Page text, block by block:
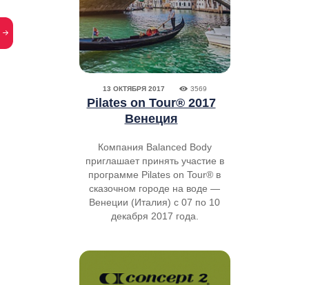
13 ОКТЯБРЯ 2017 3569
Pilates on Tour® 2017
Венеция
Компания Balanced Body
приглашает принять участие в
программе Pilates on Tour® в
сказочном городе на воде —
Венеции (Италия) с 07 по 10
декабря 2017 года.